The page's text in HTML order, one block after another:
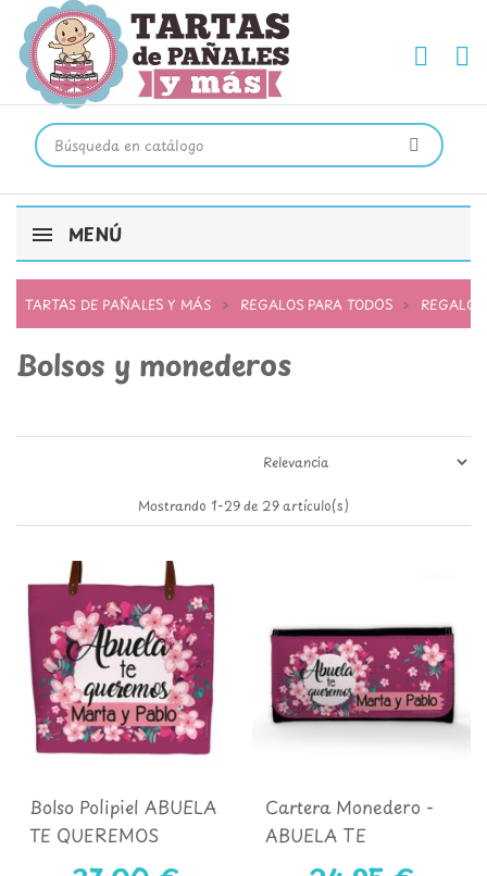
MENÚ
TARTAS DE PAÑALES Y MÁS REGALOS PARA TODOS
Bolsos y monederos
Mostrando 1-29 de 29 artículo(s)
Bolso Polipiel ABUELA
TE QUEREMOS
Cartera Monedero -
ABUELA TE
QUEREMOS MORADO